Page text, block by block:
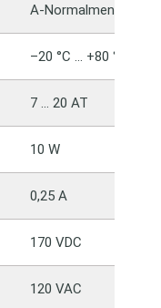
A-Normalmente
–20 °C … +80 °C
7 … 20 AT
10 W
0,25 A
170 VDC
120 VAC